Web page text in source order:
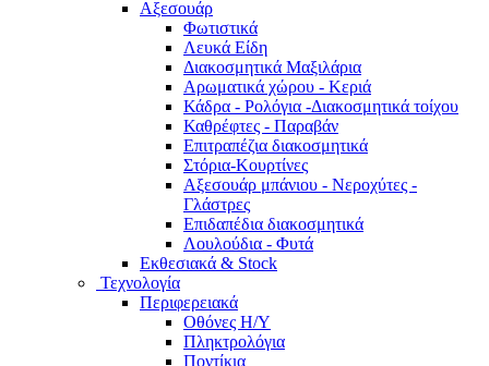
Αξεσουάρ
Φωτιστικά
Λευκά Είδη
Διακοσμητικά Μαξιλάρια
Αρωματικά χώρου - Κεριά
Κάδρα - Ρολόγια -Διακοσμητικά τοίχου
Καθρέφτες - Παραβάν
Επιτραπέζια διακοσμητικά
Στόρια-Κουρτίνες
Αξεσουάρ μπάνιου - Νεροχύτες -
Γλάστρες
Επιδαπέδια διακοσμητικά
Λουλούδια - Φυτά
Εκθεσιακά & Stock
Τεχνολογία
Περιφερειακά
Οθόνες Η/Υ
Πληκτρολόγια
Ποντίκια